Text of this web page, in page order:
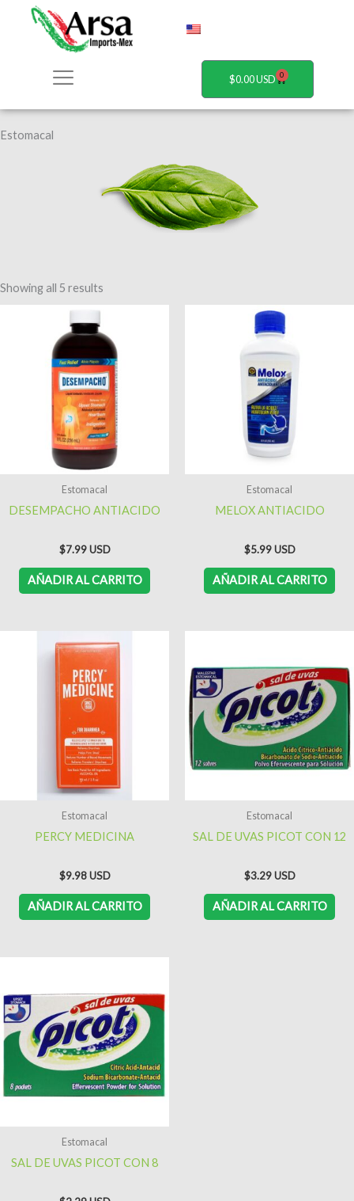
$0.00 0
Carrito
Estomacal
Showing all 5 results
Estomacal
DESEMPACHO ANTIACIDO
$7.99
AÑADIR AL CARRITO
Estomacal
MELOX ANTIACIDO
$5.99
AÑADIR AL CARRITO
Estomacal
PERCY MEDICINA
$9.98
AÑADIR AL CARRITO
Estomacal
SAL DE UVAS PICOT CON 12
$3.29
AÑADIR AL CARRITO
Estomacal
SAL DE UVAS PICOT CON 8